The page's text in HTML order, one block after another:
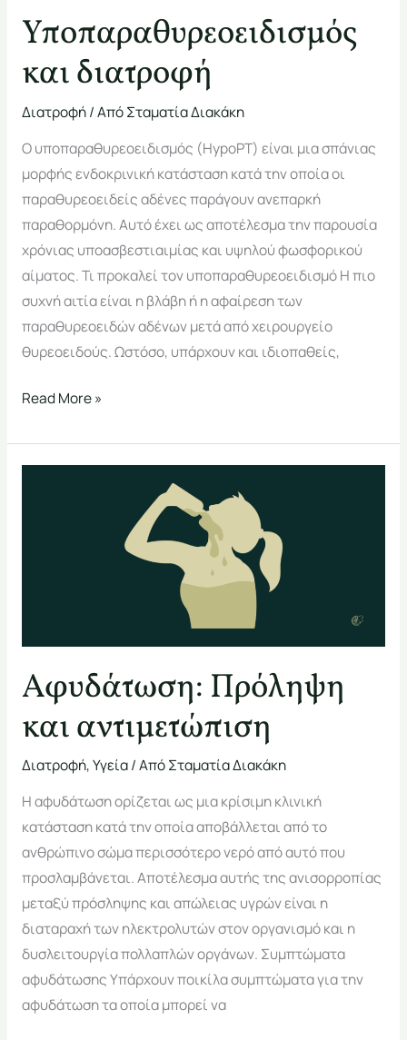
Υποπαραθυρεοειδισμός
και διατροφή
Διατροφή/ ΑπόΣταματία Διακάκη
Ο υποπαραθυρεοειδισμός (HypoPT) είναι μια σπάνιας
μορφής ενδοκρινική κατάσταση κατά την οποία οι
παραθυρεοειδείς αδένες παράγουν ανεπαρκή
παραθορμόνη. Αυτό έχει ως αποτέλεσμα την παρουσία
χρόνιας υποασβεστιαιμίας και υψηλού φωσφορικού
αίματος. Τι προκαλεί τον υποπαραθυρεοειδισμό Η πιο
συχνή αιτία είναι η βλάβη ή η αφαίρεση των
παραθυρεοειδών αδένων μετά από χειρουργείο
θυρεοειδούς. Ωστόσο, υπάρχουν και ιδιοπαθείς,
Read More »
Αφυδάτωση: Πρόληψη
και αντιμετώπιση
Διατροφή,Υγεία/ ΑπόΣταματία Διακάκη
Η αφυδάτωση ορίζεται ως μια κρίσιμη κλινική
κατάσταση κατά την οποία αποβάλλεται από το
ανθρώπινο σώμα περισσότερο νερό από αυτό που
προσλαμβάνεται. Αποτέλεσμα αυτής της ανισορροπίας
μεταξύ πρόσληψης και απώλειας υγρών είναι η
διαταραχή των ηλεκτρολυτών στον οργανισμό και η
δυσλειτουργία πολλαπλών οργάνων. Συμπτώματα
αφυδάτωσης Υπάρχουν ποικίλα συμπτώματα για την
αφυδάτωση τα οποία μπορεί να